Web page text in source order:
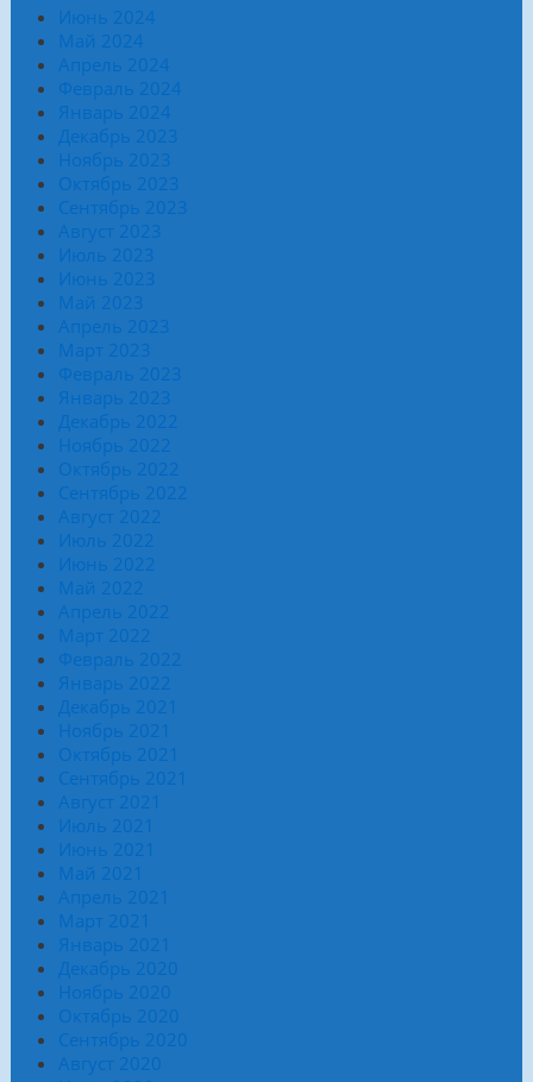
Июнь 2024
Май 2024
Апрель 2024
Февраль 2024
Январь 2024
Декабрь 2023
Ноябрь 2023
Октябрь 2023
Сентябрь 2023
Август 2023
Июль 2023
Июнь 2023
Май 2023
Апрель 2023
Март 2023
Февраль 2023
Январь 2023
Декабрь 2022
Ноябрь 2022
Октябрь 2022
Сентябрь 2022
Август 2022
Июль 2022
Июнь 2022
Май 2022
Апрель 2022
Март 2022
Февраль 2022
Январь 2022
Декабрь 2021
Ноябрь 2021
Октябрь 2021
Сентябрь 2021
Август 2021
Июль 2021
Июнь 2021
Май 2021
Апрель 2021
Март 2021
Январь 2021
Декабрь 2020
Ноябрь 2020
Октябрь 2020
Сентябрь 2020
Август 2020